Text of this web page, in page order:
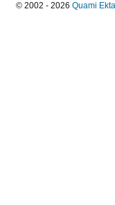
© 2002 - 2026 Quami